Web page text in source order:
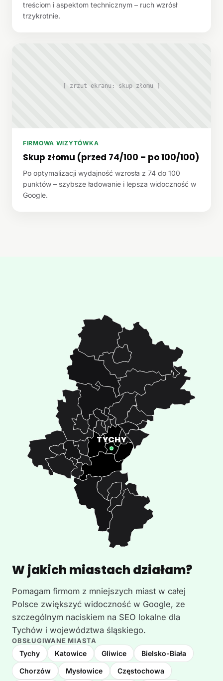
treściom i aspektom technicznym – ruch wzrósł
trzykrotnie.
[ zrzut ekranu: skup złomu ]
FIRMOWA WIZYTÓWKA
Skup złomu (przed 74/100 – po 100/100)
Po optymalizacji wydajność wzrosła z 74 do 100
punktów – szybsze ładowanie i lepsza widoczność w
Google.
W jakich miastach działam?
Pomagam firmom z mniejszych miast w całej
Polsce zwiększyć widoczność w Google, ze
szczególnym naciskiem na SEO lokalne dla
Tychów i województwa śląskiego.
OBSŁUGIWANE MIASTA
Tychy Katowice Gliwice Bielsko-Biała
Chorzów Mysłowice Częstochowa